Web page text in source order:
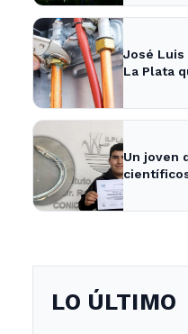
José Luis
La Plata
Un joven
LO ÚLTIMO